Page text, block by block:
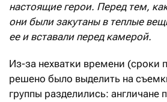
настоящие герои. Перед тем,
они были закутаны в теплые
ее и вставали перед камерой.
Из-за нехватки времени (сроки
решено было выделить на
группы разделились: англичане